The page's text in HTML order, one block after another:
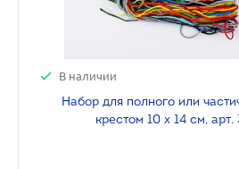
В наличии
Набор для полного или
крестом 10 х 14 см,